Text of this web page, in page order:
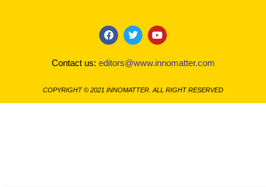
F
a
c
e
o
o
k
T
w
i
t
e
r
Y
o
u
t
b
e
Contact us: editors@www.innomatter.com
COPYRIGHT © 2021 INNOMATTER. ALL RIGHT RESERVED